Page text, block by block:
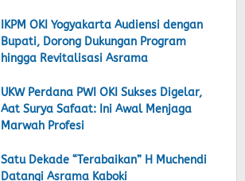
‎IKPM OKI Yogyakarta Audiensi dengan
Bupati, Dorong Dukungan Program
hingga Revitalisasi Asrama
UKW Perdana PWI OKI Sukses Digelar,
Aat Surya Safaat: Ini Awal Menjaga
Marwah Profesi
Satu Dekade “Terabaikan” H Muchendi
Datangi Asrama Kaboki